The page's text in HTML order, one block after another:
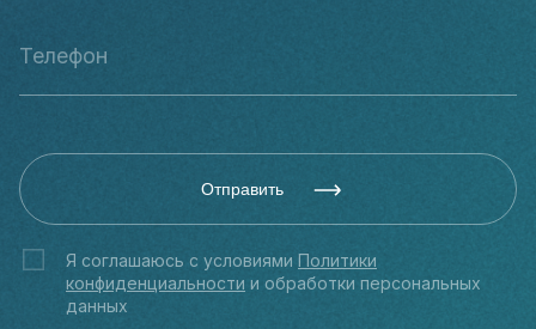
Отправить
Я соглашаюсь с условиями Политики
конфиденциальности и обработки персональных
данных